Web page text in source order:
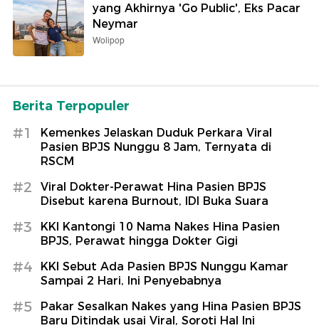
yang Akhirnya 'Go Public', Eks Pacar
Neymar
Wolipop
Berita Terpopuler
#1
Kemenkes Jelaskan Duduk Perkara Viral
Pasien BPJS Nunggu 8 Jam, Ternyata di
RSCM
#2
Viral Dokter-Perawat Hina Pasien BPJS
Disebut karena Burnout, IDI Buka Suara
#3
KKI Kantongi 10 Nama Nakes Hina Pasien
BPJS, Perawat hingga Dokter Gigi
#4
KKI Sebut Ada Pasien BPJS Nunggu Kamar
Sampai 2 Hari, Ini Penyebabnya
#5
Pakar Sesalkan Nakes yang Hina Pasien BPJS
Baru Ditindak usai Viral, Soroti Hal Ini